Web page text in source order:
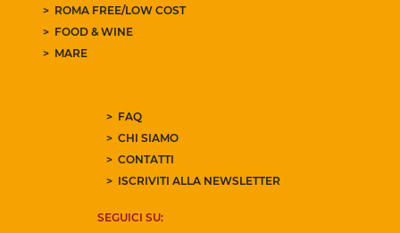
ROMA FREE/LOW COST
FOOD & WINE
MARE
FAQ
CHI SIAMO
CONTATTI
ISCRIVITI ALLA NEWSLETTER
SEGUICI SU: